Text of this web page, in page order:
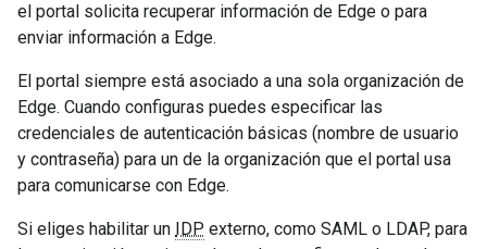
el portal solicita recuperar información de Edge o para
enviar información a Edge.
El portal siempre está asociado a una sola organización de
Edge. Cuando configuras puedes especificar las
credenciales de autenticación básicas (nombre de usuario
y contraseña) para un de la organización que el portal usa
para comunicarse con Edge.
Si eliges habilitar un IDP externo, como SAML o LDAP, para